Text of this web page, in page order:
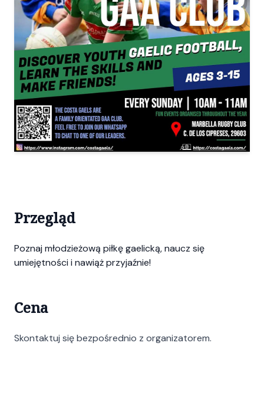
Przegląd
Poznaj młodzieżową piłkę gaelicką, naucz się
umiejętności i nawiąż przyjaźnie!
Cena
Skontaktuj się bezpośrednio z organizatorem.